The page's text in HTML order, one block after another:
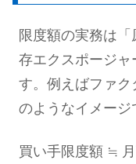
限度額の実務は
存エクスポージ
す。例えばファク
のようなイメージ
買い手限度額 ≒